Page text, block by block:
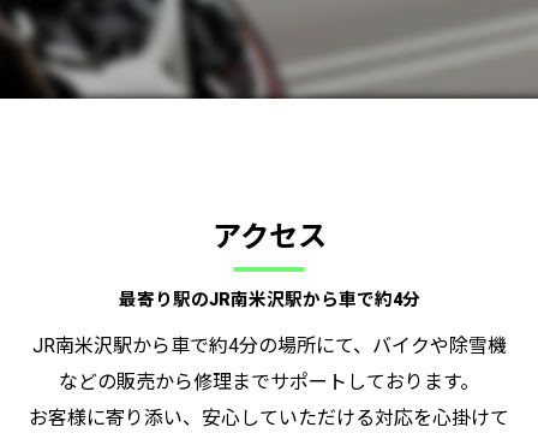
最寄り駅のJR南米沢駅から車で約4分
アクセス
JR南米沢駅から車で約4分の場所にて、バイクや除雪機
などの販売から修理までサポートしております。
お客様に寄り添い、安心していただける対応を心掛けて